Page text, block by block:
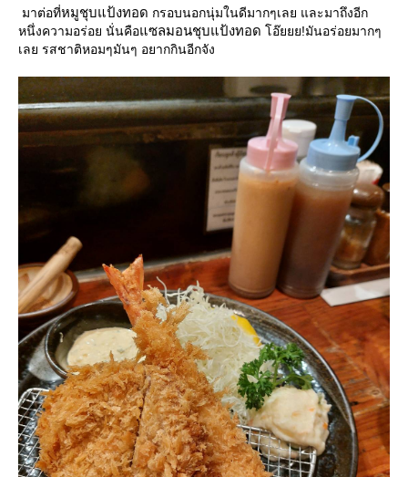
มาต่อที่หมูชุบแป้งทอด กรอบนอกนุ่มในดีมากๆเลย และมาถึงอีก
หนึ่งความอร่อย นั่นคือซลมอนชุบแป้งทอด อ๊ยยย!มันอร่อยมากๆ
เลย รสชาติหอมๆมันๆ อยากกินอีกจัง